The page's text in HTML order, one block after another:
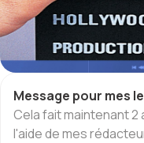
Message pour mes
Cela fait maintenant 2
l'aide de mes